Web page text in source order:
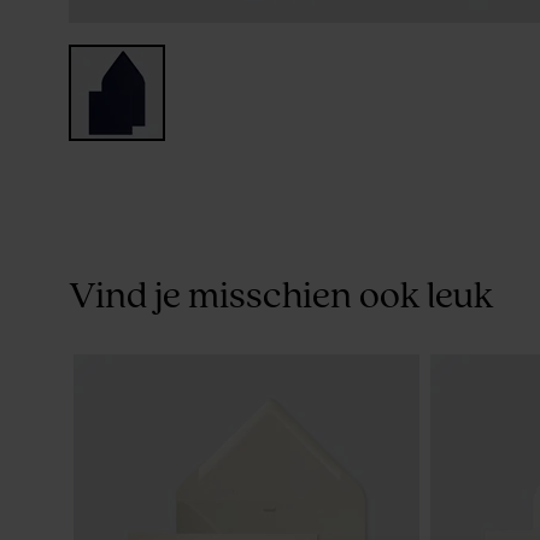
Vind je misschien ook leuk